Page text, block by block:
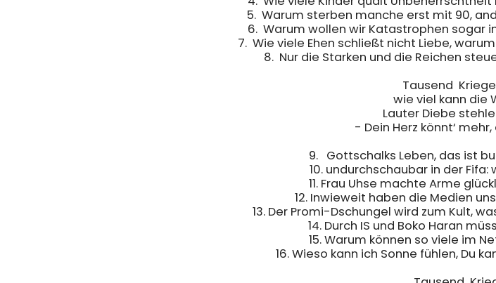
5.  Warum sterben manche erst mit 90, andere schon
6.  Warum wollen wir Katastrophen sogar im Kino
7.  Wie viele Ehen schließt nicht Liebe, warum zählt
8.  Nur die Starken und die Reichen steuern
9.   Gottschalks Leben, das ist
10. undurchschaubar in der
11. Frau Uhse machte Arme
12. Inwieweit haben die Medien
13. Der Promi-Dschungel wird zum Kult,
14. Durch IS und Boko Haran
15. Warum können so viele im
16. Wieso kann ich Sonne fühlen, Du